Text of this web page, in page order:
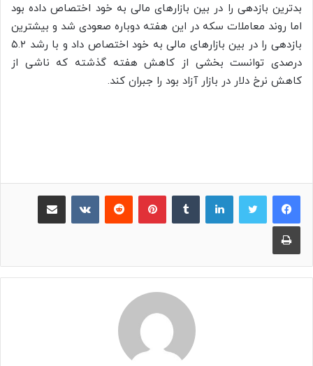
بدترین بازدهی را در بین بازارهای مالی به خود اختصاص داده بود
اما روند معاملات سکه در این هفته دوباره صعودی شد و بیشترین
بازدهی را در بین بازارهای مالی به خود اختصاص داد و با رشد ۵.۲
درصدی توانست بخشی از کاهش هفته گذشته که ناشی از
کاهش نرخ دلار در بازار آزاد بود را جبران کند.
لینکدین پینترست ‫رددیت
چاپ